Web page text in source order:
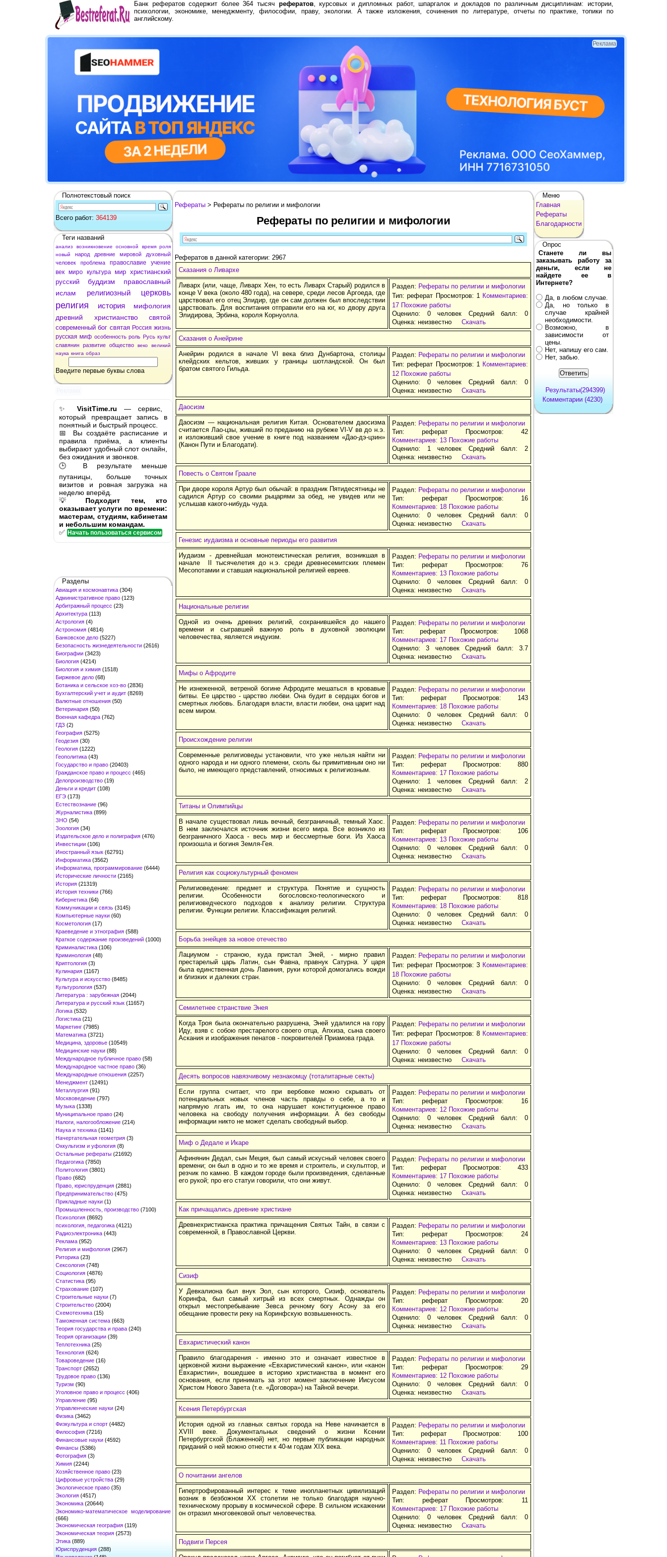
Банк рефератов содержит более 364 тысяч рефератов, курсовых и дипломных работ, шпаргалок и докладов по различным дисциплинам: истории,
психологии, экономике, менеджменту, философии, праву, экологии. А также изложения, сочинения по литературе, отчеты по практике, топики по
английскому.
Реклама
Полнотекстовый поиск
Всего работ: 364139
Теги названий
анализ возникновение основной время роля
новый
народ древние мировой
духовный
человек
проблема православие
учение
век миро культура мир христианский
русский
буддизм
православный
ислам
религиозный церковь
религия история
мифология
древний
христианство святой
современный бог святая Россия жизнь
русская миф особенность роль Русь культ
славянин развитие общество веко
великий
наука книга образ
Введите первые буквы слова
✨ VisitTime.ru — сервис,
который превращает запись в
понятный и быстрый процесс.
📅 Вы создаёте расписание и
правила приёма, а клиенты
выбирают удобный слот онлайн,
без ожидания и звонков.
🕒 В результате меньше
путаницы, больше точных
визитов и ровная загрузка на
неделю вперёд.
💡 Подходит тем, кто
оказывает услуги по времени:
мастерам, студиям, кабинетам
и небольшим командам.
✅ Начать пользоваться сервисом
Разделы
Авиация и космонавтика (304)
Административное право (123)
Арбитражный процесс (23)
Архитектура (113)
Астрология (4)
Астрономия (4814)
Банковское дело (5227)
Безопасность жизнедеятельности (2616)
Биографии (3423)
Биология (4214)
Биология и химия (1518)
Биржевое дело (68)
Ботаника и сельское хоз-во (2836)
Бухгалтерский учет и аудит (8269)
Валютные отношения (50)
Ветеринария (50)
Военная кафедра (762)
ГДЗ (2)
География (5275)
Геодезия (30)
Геология (1222)
Геополитика (43)
Государство и право (20403)
Гражданское право и процесс (465)
Делопроизводство (19)
Деньги и кредит (108)
ЕГЭ (173)
Естествознание (96)
Журналистика (899)
ЗНО (54)
Зоология (34)
Издательское дело и полиграфия (476)
Инвестиции (106)
Иностранный язык (62791)
Информатика (3562)
Информатика, программирование (6444)
Исторические личности (2165)
История (21319)
История техники (766)
Кибернетика (64)
Коммуникации и связь (3145)
Компьютерные науки (60)
Косметология (17)
Краеведение и этнография (588)
Краткое содержание произведений (1000)
Криминалистика (106)
Криминология (48)
Криптология (3)
Кулинария (1167)
Культура и искусство (8485)
Культурология (537)
Литература : зарубежная (2044)
Литература и русский язык (11657)
Логика (532)
Логистика (21)
Маркетинг (7985)
Математика (3721)
Медицина, здоровье (10549)
Медицинские науки (88)
Международное публичное право (58)
Международное частное право (36)
Международные отношения (2257)
Менеджмент (12491)
Металлургия (91)
Москвоведение (797)
Музыка (1338)
Муниципальное право (24)
Налоги, налогообложение (214)
Наука и техника (1141)
Начертательная геометрия (3)
Оккультизм и уфология (8)
Остальные рефераты (21692)
Педагогика (7850)
Политология (3801)
Право (682)
Право, юриспруденция (2881)
Предпринимательство (475)
Прикладные науки (1)
Промышленность, производство (7100)
Психология (8692)
психология, педагогика (4121)
Радиоэлектроника (443)
Реклама (952)
Религия и мифология (2967)
Риторика (23)
Сексология (748)
Социология (4876)
Статистика (95)
Страхование (107)
Строительные науки (7)
Строительство (2004)
Схемотехника (15)
Таможенная система (663)
Теория государства и права (240)
Теория организации (39)
Теплотехника (25)
Технология (624)
Товароведение (16)
Транспорт (2652)
Трудовое право (136)
Туризм (90)
Уголовное право и процесс (406)
Управление (95)
Управленческие науки (24)
Физика (3462)
Физкультура и спорт (4482)
Философия (7216)
Финансовые науки (4592)
Финансы (5386)
Фотография (3)
Химия (2244)
Хозяйственное право (23)
Цифровые устройства (29)
Экологическое право (35)
Экология (4517)
Экономика (20644)
Экономико-математическое моделирование
(666)
Экономическая география (119)
Экономическая теория (2573)
Этика (889)
Юриспруденция (288)
Рефераты > Рефераты по религии и мифологии
Рефераты по религии и мифологии
Рефератов в данной категории: 2967
Сказания о Ливархе
Ливарх (или, чаще, Ливарх Хен, то есть Ливарх Старый) родился в
конце V века (около 480 года), на севере, среди лесов Аргоеда, где
царствовал его отец Элидир, где он сам должен был впоследствии
царствовать. Для воспитания отправили его на юг, ко двору друга
Элидирова, Эрбина, короля Корнуолла.
Раздел: Рефераты по религии и мифологии
Тип: реферат Просмотров: 1 Комментариев:
17 Похожие работы
Оценило: 0 человек Средний балл: 0
Оценка: неизвестно Скачать
Сказания о Анейрине
Анейрин родился в начале VI века близ Дунбартона, столицы
клейдских кельтов, живших у границы шотландской. Он был
братом святого Гильда.
Раздел: Рефераты по религии и мифологии
Тип: реферат Просмотров: 1 Комментариев:
12 Похожие работы
Оценило: 0 человек Средний балл: 0
Оценка: неизвестно Скачать
Даосизм
Даосизм — национальная религия Китая. Основателем даосизма
считается Лао-цзы, живший по преданию на рубеже VI-V вв до н.э.
и изложивший свое учение в книге под названием «Дао-дэ-цзин»
(Канон Пути и Благодати).
Раздел: Рефераты по религии и мифологии
Тип: реферат Просмотров: 42
Комментариев: 13 Похожие работы
Оценило: 1 человек Средний балл: 2
Оценка: неизвестно Скачать
Повесть о Святом Граале
При дворе короля Артур был обычай: в праздник Пятидесятницы не
садился Артур со своими рыцарями за обед, не увидев или не
услышав какого-нибудь чуда.
Раздел: Рефераты по религии и мифологии
Тип: реферат Просмотров: 16
Комментариев: 18 Похожие работы
Оценило: 0 человек Средний балл: 0
Оценка: неизвестно Скачать
Генезис иудаизма и основные периоды его развития
Иудаизм - древнейшая монотеистическая религия, возникшая в
начале II тысячелетия до н.э. среди древнесемитских племен
Месопотамии и ставшая национальной религией евреев.
Раздел: Рефераты по религии и мифологии
Тип: реферат Просмотров: 76
Комментариев: 13 Похожие работы
Оценило: 0 человек Средний балл: 0
Оценка: неизвестно Скачать
Национальные религии
Одной из очень древних религий, сохранившейся до нашего
времени и сыгравшей важную роль в духовной эволюции
человечества, является индуизм.
Раздел: Рефераты по религии и мифологии
Тип: реферат Просмотров: 1068
Комментариев: 17 Похожие работы
Оценило: 3 человек Средний балл: 3.7
Оценка: неизвестно Скачать
Мифы о Афродите
Не изнеженной, ветреной богине Афродите мешаться в кровавые
битвы. Ее царство - царство любви. Она будит в сердцах богов и
смертных любовь. Благодаря власти, власти любви, она царит над
всем миром.
Раздел: Рефераты по религии и мифологии
Тип: реферат Просмотров: 143
Комментариев: 18 Похожие работы
Оценило: 0 человек Средний балл: 0
Оценка: неизвестно Скачать
Происхождение религии
Современные религиоведы установили, что уже нельзя найти ни
одного народа и ни одного племени, сколь бы примитивным оно ни
было, не имеющего представлений, относимых к религиозным.
Раздел: Рефераты по религии и мифологии
Тип: реферат Просмотров: 880
Комментариев: 17 Похожие работы
Оценило: 1 человек Средний балл: 2
Оценка: неизвестно Скачать
Титаны и Олимпийцы
В начале существовал лишь вечный, безграничный, темный Хаос.
В нем заключался источник жизни всего мира. Все возникло из
безграничного Хаоса - весь мир и бессмертные боги. Из Хаоса
произошла и богиня Земля-Гея.
Раздел: Рефераты по религии и мифологии
Тип: реферат Просмотров: 106
Комментариев: 13 Похожие работы
Оценило: 0 человек Средний балл: 0
Оценка: неизвестно Скачать
Религия как социокультурный феномен
Религиоведение: предмет и структура. Понятие и сущность
религии. Особенности богословско-теологического и
религиоведческого подходов к анализу религии. Структура
религии. Функции религии. Классификация религий.
Раздел: Рефераты по религии и мифологии
Тип: реферат Просмотров: 818
Комментариев: 18 Похожие работы
Оценило: 0 человек Средний балл: 0
Оценка: неизвестно Скачать
Борьба энейцев за новое отечество
Лациумом - страною, куда пристал Эней, - мирно правил
престарелый царь Латин, сын Фавна, правнук Сатурна. У царя
была единственная дочь Лавиния, руки которой домогались вожди
и близких и далеких стран.
Раздел: Рефераты по религии и мифологии
Тип: реферат Просмотров: 3 Комментариев:
18 Похожие работы
Оценило: 0 человек Средний балл: 0
Оценка: неизвестно Скачать
Семилетнее странствие Энея
Когда Троя была окончательно разрушена, Эней удалился на гору
Иду, взяв с собою престарелого своего отца, Апхиза, сына своего
Аскания и изображения пенатов - покровителей Приамова града.
Раздел: Рефераты по религии и мифологии
Тип: реферат Просмотров: 8 Комментариев:
17 Похожие работы
Оценило: 0 человек Средний балл: 0
Оценка: неизвестно Скачать
Десять вопросов навязчивому незнакомцу (тоталитарные секты)
Если группа считает, что при вербовке можно скрывать от
потенциальных новых членов часть правды о себе, а то и
напрямую лгать им, то она нарушает конституционное право
человека на свободу получения информации. А без свободы
информации никто не может сделать свободный выбор.
Раздел: Рефераты по религии и мифологии
Тип: реферат Просмотров: 16
Комментариев: 12 Похожие работы
Оценило: 0 человек Средний балл: 0
Оценка: неизвестно Скачать
Миф о Дедале и Икаре
Афинянин Дедал, сын Меция, был самый искусный человек своего
времени; он был в одно и то же время и строитель, и скульптор, и
резчик по камню. В каждом городе были произведения, сделанные
его рукой; про его статуи говорили, что они живут.
Раздел: Рефераты по религии и мифологии
Тип: реферат Просмотров: 433
Комментариев: 17 Похожие работы
Оценило: 0 человек Средний балл: 0
Оценка: неизвестно Скачать
Как причащались древние христиане
Древнехристианска практика причащения Святых Тайн, в связи с
современной, в Православной Церкви.
Раздел: Рефераты по религии и мифологии
Тип: реферат Просмотров: 24
Комментариев: 13 Похожие работы
Оценило: 0 человек Средний балл: 0
Оценка: неизвестно Скачать
Сизиф
У Девкалиона был внук Эол, сын которого, Сизиф, основатель
Коринфа, был самый хитрый из всех смертных. Однажды он
открыл местопребывание Зевса речному богу Асону за его
обещание провести реку на Коринфскую возвышенность.
Раздел: Рефераты по религии и мифологии
Тип: реферат Просмотров: 20
Комментариев: 12 Похожие работы
Оценило: 0 человек Средний балл: 0
Оценка: неизвестно Скачать
Евхаристический канон
Правило благодарения - именно это и означает известное в
церковной жизни выражение «Евхаристический канон», или «канон
Евхаристии», вошедшее в историю христианства в момент его
основания, если принимать за этот момент заключение Иисусом
Христом Нового Завета (т.е. «Договора») на Тайной вечери.
Раздел: Рефераты по религии и мифологии
Тип: реферат Просмотров: 29
Комментариев: 12 Похожие работы
Оценило: 0 человек Средний балл: 0
Оценка: неизвестно Скачать
Ксения Петербургская
История одной из главных святых города на Неве начинается в
XVIII веке. Документальных сведений о жизни Ксении
Петербургской (Блаженной) нет, но первые публикации народных
приданий о ней можно отнести к 40-м годам XIX века.
Раздел: Рефераты по религии и мифологии
Тип: реферат Просмотров: 100
Комментариев: 11 Похожие работы
Оценило: 0 человек Средний балл: 0
Оценка: неизвестно Скачать
О почитании ангелов
Гипертрофированный интерес к теме инопланетных цивилизаций
возник в безбожном ΧΧ столетии не только благодаря научно-
техническому прорыву в космической сфере. В сильном искажении
он отразил многовековой опыт человечества.
Раздел: Рефераты по религии и мифологии
Тип: реферат Просмотров: 11
Комментариев: 17 Похожие работы
Оценило: 0 человек Средний балл: 0
Оценка: неизвестно Скачать
Подвиги Персея
Меню
Главная
Рефераты
Благодарности
Опрос
Станете ли вы
заказывать работу за
деньги, если не
найдете ее в
Интернете?
Да, в любом случае.
Да, но только в
случае крайней
необходимости.
Возможно, в
зависимости от
цены.
Нет, напишу его сам.
Нет, забью.
Результаты(294399)
Комментарии (4230)